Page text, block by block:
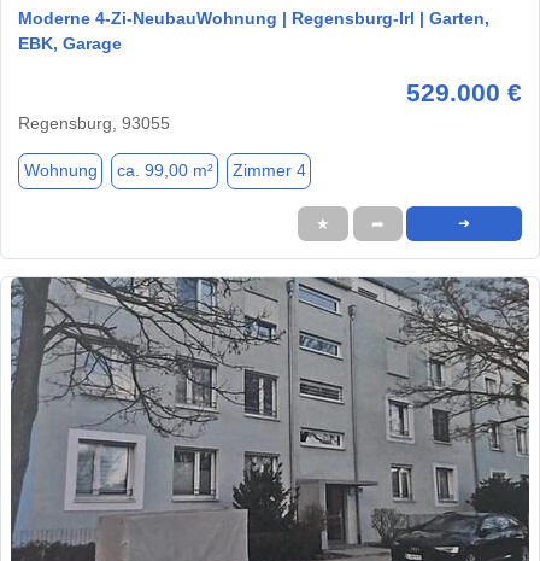
Moderne 4-Zi-NeubauWohnung | Regensburg-Irl | Garten,
EBK, Garage
529.000 €
Regensburg, 93055
Wohnung ca. 99,00 m² Zimmer 4
★ ➦ ➜